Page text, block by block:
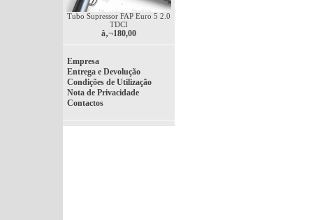
Tubo Supressor FAP Euro 5 2.0
TDCI
â‚¬180,00
Empresa
Entrega e Devolução
Condições de Utilização
Nota de Privacidade
Contactos